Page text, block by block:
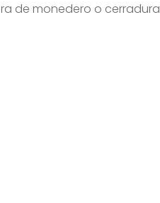
de monedero o cerradura